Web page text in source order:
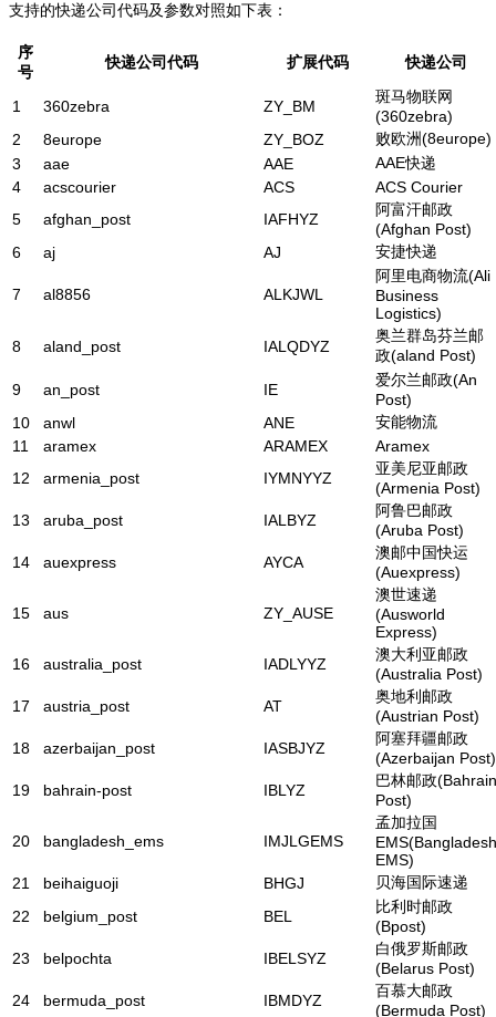
支持的快递公司代码及参数对照如下表：
序
号
快递公司代码 扩展代码 快递公司
1 360zebra ZY_BM
斑马物联网
(360zebra)
2
8europe ZY_BOZ
败欧洲(8europe)
3
aae AAE
AAE快递
4
acscourier ACS
ACS Courier
5
afghan_post IAFHYZ
阿富汗邮政
(Afghan Post)
6
aj AJ 安捷快递
7 al8856 ALKJWL
阿里电商物流(Ali
Business
Logistics)
8
aland_post IALQDYZ
奥兰群岛芬兰邮
政(aland Post)
9
an_post IE
爱尔兰邮政(An
Post)
10
anwl ANE
安能物流
11
aramex ARAMEX
Aramex
12
armenia_post IYMNYYZ
亚美尼亚邮政
(Armenia Post)
13
aruba_post IALBYZ
阿鲁巴邮政
(Aruba Post)
14
auexpress AYCA
澳邮中国快运
(Auexpress)
15 aus ZY_AUSE
澳世速递
(Ausworld
Express)
16
australia_post IADLYYZ
澳大利亚邮政
(Australia Post)
17
austria_post AT
奥地利邮政
(Austrian Post)
18
azerbaijan_post IASBJYZ
阿塞拜疆邮政
(Azerbaijan Post)
19
bahrain-post IBLYZ
巴林邮政(Bahrain
Post)
20 bangladesh_ems IMJLGEMS
孟加拉国
EMS(Bangladesh
EMS)
21
beihaiguoji BHGJ
贝海国际速递
22
belgium_post BEL
比利时邮政
(Bpost)
23
belpochta IBELSYZ
白俄罗斯邮政
(Belarus Post)
24
bermuda_post IBMDYZ
百慕大邮政
(Bermuda Post)